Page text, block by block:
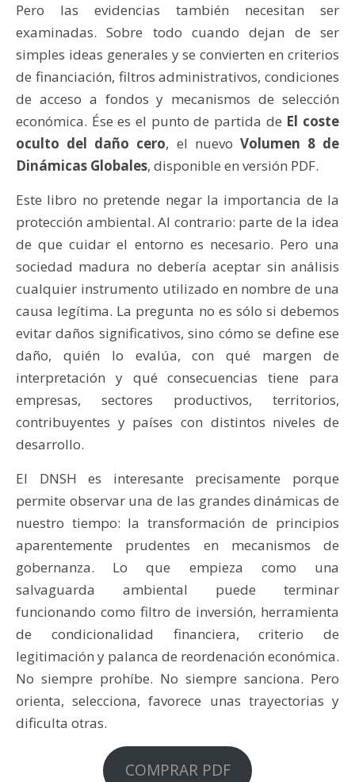
Pero las evidencias también necesitan ser
examinadas. Sobre todo cuando dejan de ser
simples ideas generales y se convierten en criterios
de financiación, filtros administrativos, condiciones
de acceso a fondos y mecanismos de selección
económica. Ése es el punto de partida de El coste
oculto del daño cero, el nuevo Volumen 8 de
Dinámicas Globales, disponible en versión PDF.
Este libro no pretende negar la importancia de la
protección ambiental. Al contrario: parte de la idea
de que cuidar el entorno es necesario. Pero una
sociedad madura no debería aceptar sin análisis
cualquier instrumento utilizado en nombre de una
causa legítima. La pregunta no es sólo si debemos
evitar daños significativos, sino cómo se define ese
daño, quién lo evalúa, con qué margen de
interpretación y qué consecuencias tiene para
empresas, sectores productivos, territorios,
contribuyentes y países con distintos niveles de
desarrollo.
El DNSH es interesante precisamente porque
permite observar una de las grandes dinámicas de
nuestro tiempo: la transformación de principios
aparentemente prudentes en mecanismos de
gobernanza. Lo que empieza como una
salvaguarda ambiental puede terminar
funcionando como filtro de inversión, herramienta
de condicionalidad financiera, criterio de
legitimación y palanca de reordenación económica.
No siempre prohíbe. No siempre sanciona. Pero
orienta, selecciona, favorece unas trayectorias y
dificulta otras.
COMPRAR PDF